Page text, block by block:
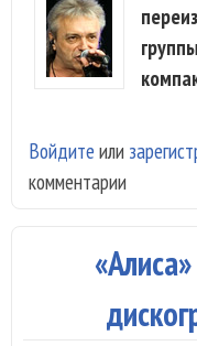
Войдите или
комментарии